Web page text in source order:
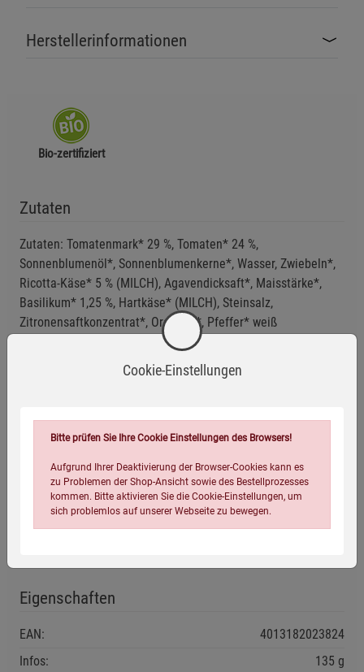
Herstellerinformationen
Bio-zertifiziert
Zutaten
Zutaten: Tomatenmark* 29 %, Tomaten* 24 %,
Sonnenblumenöl*, Sonnenblumenkerne*, Wasser, Zwiebeln*,
Ricotta-Käse* 5 % (MILCH), Agavendicksaft*, Maisstärke*,
Basilikum* 1,25 %, Hartkäse* (MILCH), Steinsalz,
Zitronensaftkonzentrat*, Oregano*, Pfeffer* weiß
*aus kontrolliert ökologischer Erzeugung
Kühl und trocken lagern.
Nach dem Öffnen im Kühlschrank aufbewahren und zügig
verbrauchen.
Eigenschaften
EAN:
4013182023824
Infos:
135 g
Cookie-Einstellungen
Bitte prüfen Sie Ihre Cookie Einstellungen des Browsers!
Aufgrund Ihrer Deaktivierung der Browser-Cookies kann es
zu Problemen der Shop-Ansicht sowie des Bestellprozesses
kommen. Bitte aktivieren Sie die Cookie-Einstellungen, um
sich problemlos auf unserer Webseite zu bewegen.
Einstellungen speichern für die Gruppe